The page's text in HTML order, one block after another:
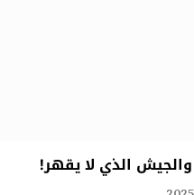
الذي لا يقهر!